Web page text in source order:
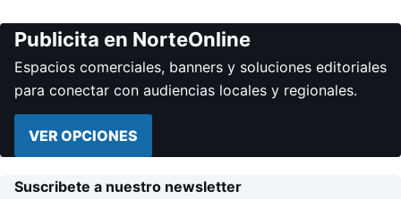
Publicita en NorteOnline
Espacios comerciales, banners y soluciones editoriales
para conectar con audiencias locales y regionales.
VER OPCIONES
Suscribete a nuestro newsletter